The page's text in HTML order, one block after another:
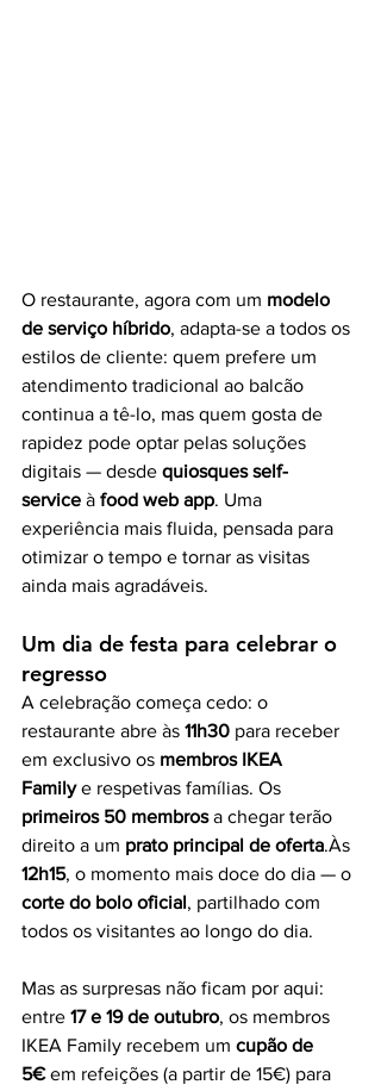
O restaurante, agora com um modelo
de serviço híbrido, adapta-se a todos os
estilos de cliente: quem prefere um
atendimento tradicional ao balcão
continua a tê-lo, mas quem gosta de
rapidez pode optar pelas soluções
digitais — desde quiosques self-
service à food web app. Uma
experiência mais fluida, pensada para
otimizar o tempo e tornar as visitas
ainda mais agradáveis.
Um dia de festa para celebrar o
regresso
A celebração começa cedo: o
restaurante abre às 11h30 para receber
em exclusivo os membros IKEA
Family e respetivas famílias. Os
primeiros 50 membros a chegar terão
direito a um prato principal de oferta.Às
12h15, o momento mais doce do dia — o
corte do bolo oficial, partilhado com
todos os visitantes ao longo do dia.
Mas as surpresas não ficam por aqui:
entre 17 e 19 de outubro, os membros
IKEA Family recebem um cupão de
5€ em refeições (a partir de 15€) para